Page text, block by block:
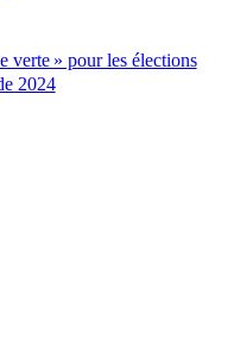
verte » pour les élections
2024